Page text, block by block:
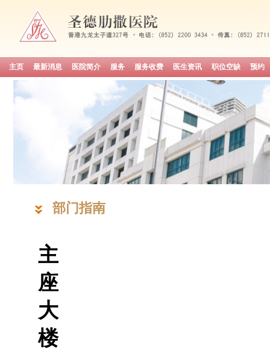
主页 最新消息 医院简介 服务 服务收费 医生资讯 职位空缺 预约
部门指南
主
座
大
楼